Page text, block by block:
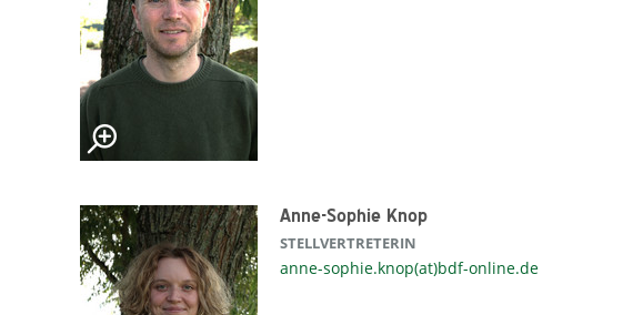
Anne-Sophie Knop
STELLVERTRETERIN
anne-sophie.knop(at)bdf-online.de